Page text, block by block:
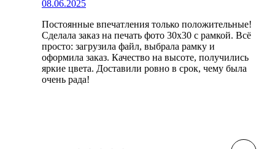
08.06.2025
Постоянные впечатления только положительные!
Сделала заказ на печать фото 30х30 с рамкой. Всё
просто: загрузила файл, выбрала рамку и
оформила заказ. Качество на высоте, получились
яркие цвета. Доставили ровно в срок, чему была
очень рада!